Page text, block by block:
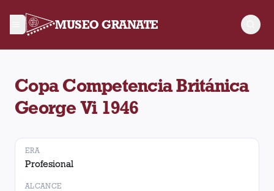
MUSEO GRANATE
Copa Competencia Británica
George Vi 1946
ERA
Profesional
ALCANCE